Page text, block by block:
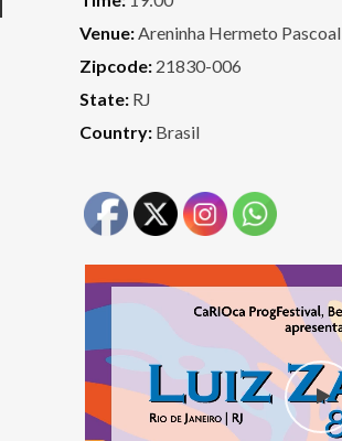
Venue:Areninha Hermeto Pascoal
Zipcode: 21830-006
State: RJ
Country: Brasil
Tocador
de
vídeo